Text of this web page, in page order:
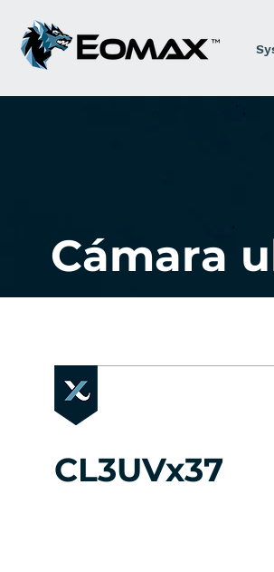
Cámara
CL3UVx37